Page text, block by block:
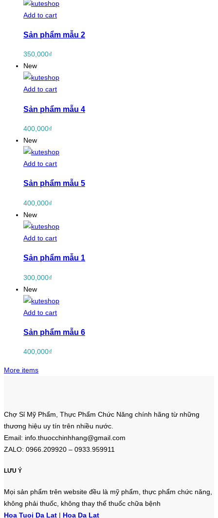
Add to cart
Sản phẩm mẫu 2
350,000₫
New
Add to cart
Sản phẩm mẫu 4
400,000₫
New
Add to cart
Sản phẩm mẫu 5
400,000₫
New
Add to cart
Sản phẩm mẫu 1
300,000₫
New
Add to cart
Sản phẩm mẫu 6
400,000₫
More items
Chợ Sỉ Mỹ Phẩm, Thực Phẩm Chức Năng chính hãng từ những
thương hiệu uy tín trên nhiều nước.
Email: info.thuocchinhhang@gmail.com
ZALO: 0966.209920 – 0933.959911
LƯU Ý
Mọi sản phẩm trên website đều là mỹ phẩm, thực phẩm chức năng,
không phải thuốc, không thay thế thuốc chữa bệnh
Hoa Tuoi Da Lat | Hoa Da Lat